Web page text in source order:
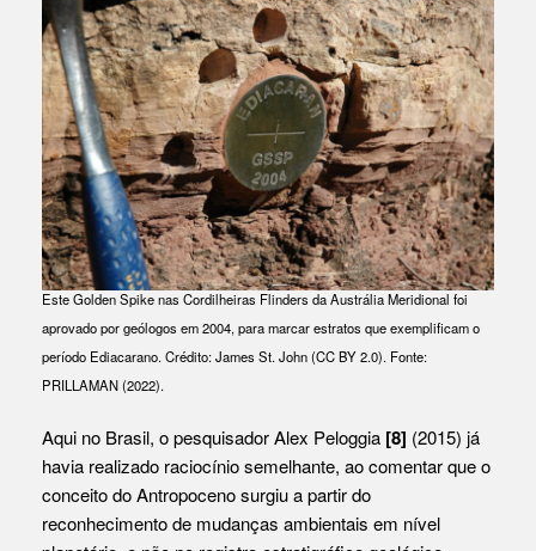
Este Golden Spike nas Cordilheiras Flinders da Austrália Meridional foi
aprovado por geólogos em 2004, para marcar estratos que exemplificam o
período Ediacarano. Crédito: James St. John (CC BY 2.0). Fonte:
PRILLAMAN (2022).
Aqui no Brasil, o pesquisador Alex Peloggia [8] (2015) já
havia realizado raciocínio semelhante, ao comentar que o
conceito do Antropoceno surgiu a partir do
reconhecimento de mudanças ambientais em nível